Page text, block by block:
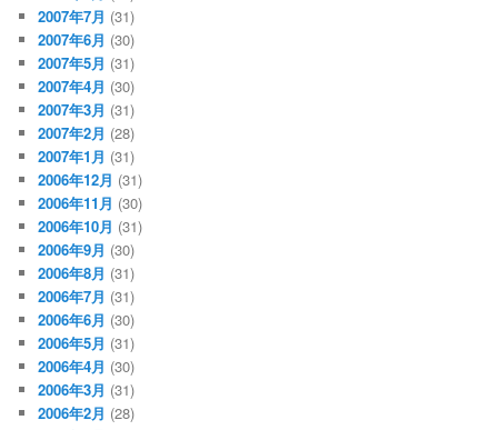
2007年7月 (31)
2007年6月 (30)
2007年5月 (31)
2007年4月 (30)
2007年3月 (31)
2007年2月 (28)
2007年1月 (31)
2006年12月 (31)
2006年11月 (30)
2006年10月 (31)
2006年9月 (30)
2006年8月 (31)
2006年7月 (31)
2006年6月 (30)
2006年5月 (31)
2006年4月 (30)
2006年3月 (31)
2006年2月 (28)